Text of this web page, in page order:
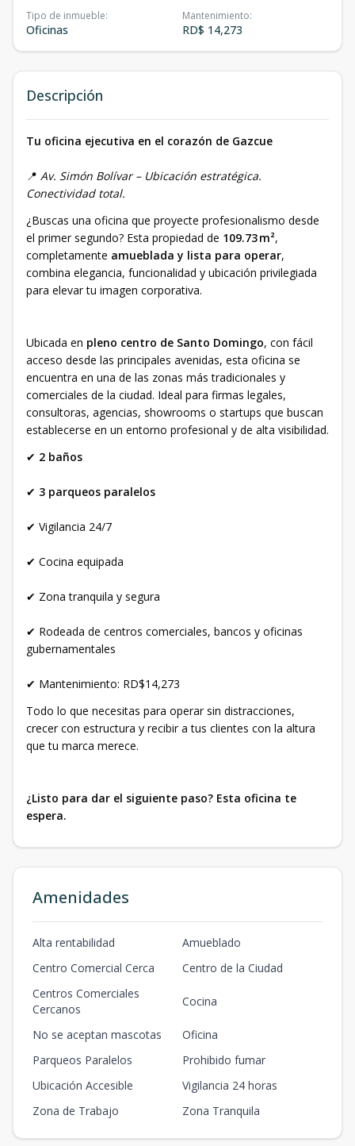
Tipo de inmueble:
Oficinas
Mantenimiento:
RD$ 14,273
Descripción
Tu oficina ejecutiva en el corazón de Gazcue
📍 Av. Simón Bolívar – Ubicación estratégica.
Conectividad total.
¿Buscas una oficina que proyecte profesionalismo desde
el primer segundo? Esta propiedad de 109.73 m²,
completamente amueblada y lista para operar,
combina elegancia, funcionalidad y ubicación privilegiada
para elevar tu imagen corporativa.
Ubicada en pleno centro de Santo Domingo, con fácil
acceso desde las principales avenidas, esta oficina se
encuentra en una de las zonas más tradicionales y
comerciales de la ciudad. Ideal para firmas legales,
consultoras, agencias, showrooms o startups que buscan
establecerse en un entorno profesional y de alta visibilidad.
✔ 2 baños
✔ 3 parqueos paralelos
✔ Vigilancia 24/7
✔ Cocina equipada
✔ Zona tranquila y segura
✔ Rodeada de centros comerciales, bancos y oficinas
gubernamentales
✔ Mantenimiento: RD$14,273
Todo lo que necesitas para operar sin distracciones,
crecer con estructura y recibir a tus clientes con la altura
que tu marca merece.
¿Listo para dar el siguiente paso? Esta oficina te
espera.
Amenidades
Alta rentabilidad
Amueblado
Centro Comercial Cerca
Centro de la Ciudad
Centros Comerciales
Cercanos
Cocina
No se aceptan mascotas
Oficina
Parqueos Paralelos
Prohibido fumar
Ubicación Accesible
Vigilancia 24 horas
Zona de Trabajo
Zona Tranquila